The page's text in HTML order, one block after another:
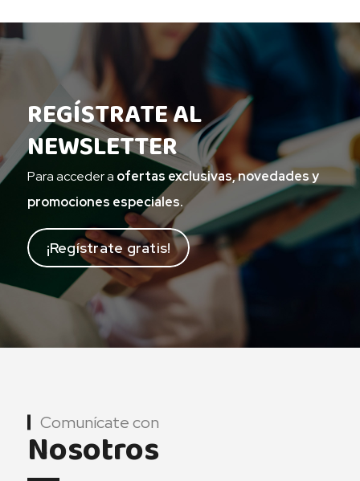
REGÍSTRATE AL
NEWSLETTER
Para acceder a ofertas exclusivas, novedades y
promociones especiales.
¡Regístrate gratis!
Comunícate con
Nosotros